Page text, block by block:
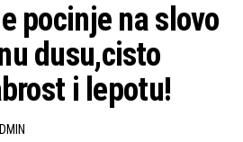
pocinje na slovo
dusu,cisto
i lepotu!